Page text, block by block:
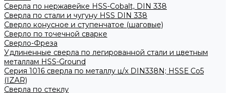
Сверла по нержавейке HSS-Cobalt, DIN 338
Сверла по стали и чугуну HSS DIN 338
Сверло конусное и ступенчатое (шаговые)
Сверло по точечной сварке
Сверло-Фреза
Удлиненные сверла по легированной стали и цветным
металлам HSS-Ground
Серия 1016 сверла по металлу ц/х DIN338N; HSSЕ Со5
(IZAR)
Сверла по стеклу